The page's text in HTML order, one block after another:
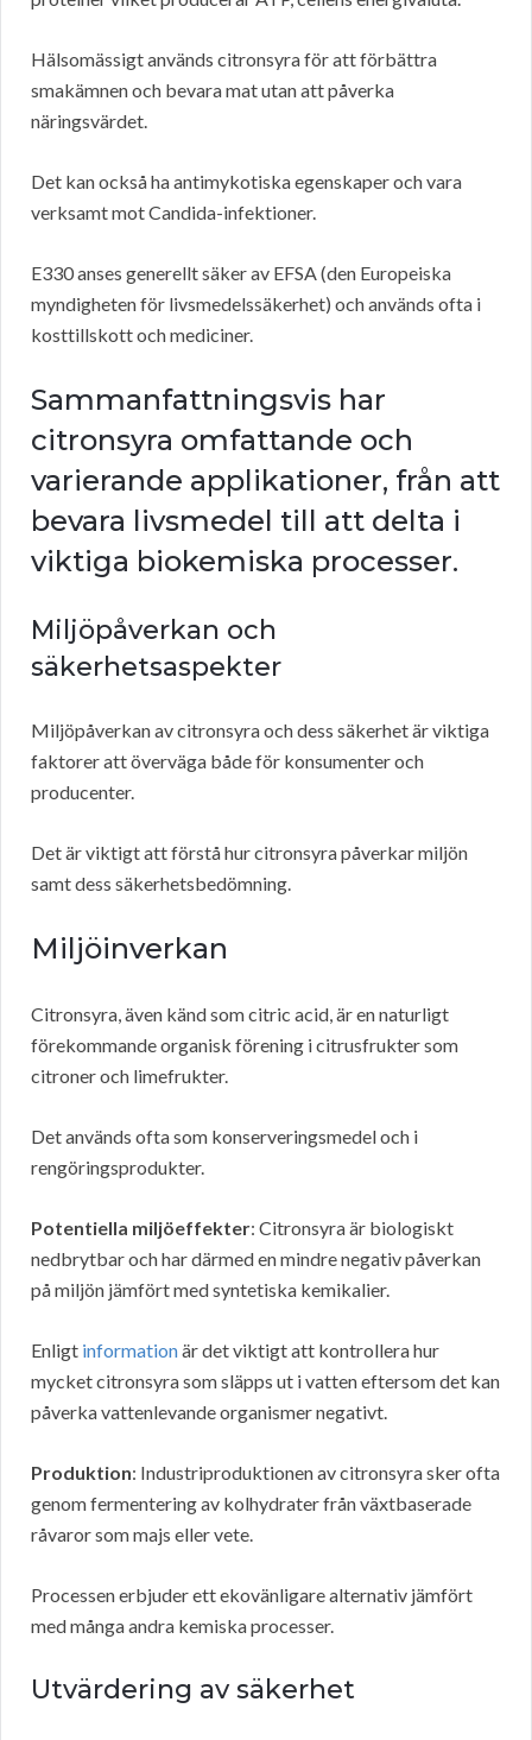
Hälsomässigt används citronsyra för att förbättra
smakämnen och bevara mat utan att påverka
näringsvärdet.
Det kan också ha antimykotiska egenskaper och vara
verksamt mot Candida-infektioner.
E330 anses generellt säker av EFSA (den Europeiska
myndigheten för livsmedelssäkerhet) och används ofta i
kosttillskott och mediciner.
Sammanfattningsvis har
citronsyra omfattande och
varierande applikationer, från att
bevara livsmedel till att delta i
viktiga biokemiska processer.
Miljöpåverkan och
säkerhetsaspekter
Miljöpåverkan av citronsyra och dess säkerhet är viktiga
faktorer att överväga både för konsumenter och
producenter.
Det är viktigt att förstå hur citronsyra påverkar miljön
samt dess säkerhetsbedömning.
Miljöinverkan
Citronsyra, även känd som citric acid, är en naturligt
förekommande organisk förening i citrusfrukter som
citroner och limefrukter.
Det används ofta som konserveringsmedel och i
rengöringsprodukter.
Potentiella miljöeffekter: Citronsyra är biologiskt
nedbrytbar och har därmed en mindre negativ påverkan
på miljön jämfört med syntetiska kemikalier.
Enligt informationär det viktigt att kontrollera hur
mycket citronsyra som släpps ut i vatten eftersom det kan
påverka vattenlevande organismer negativt.
Produktion: Industriproduktionen av citronsyra sker ofta
genom fermentering av kolhydrater från växtbaserade
råvaror som majs eller vete.
Processen erbjuder ett ekovänligare alternativ jämfört
med många andra kemiska processer.
Utvärdering av säkerhet